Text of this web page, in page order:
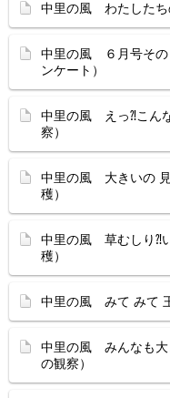
中里の風 わたしたち
中里の風 ６月号その
ンケート）
中里の風 えっ⁈こん
察）
中里の風 大きいの
穫）
中里の風 草むしり⁈
穫）
中里の風 みて みて
中里の風 みんなも大
の観察）